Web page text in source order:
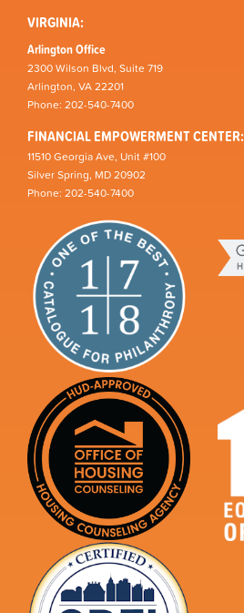
VIRGINIA:
Arlington Office
2300 Wilson Blvd, Suite 719
Arlington, VA 22201
Phone: 202-540-7400
FINANCIAL EMPOWERMENT CENTER:
11510 Georgia Ave, Unit #100
Silver Spring, MD 20902
Phone: 202-540-7400